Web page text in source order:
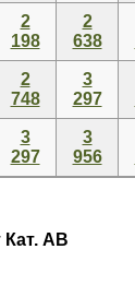
2
198
2
638
2
748
3
297
3
297
3
956
АВ